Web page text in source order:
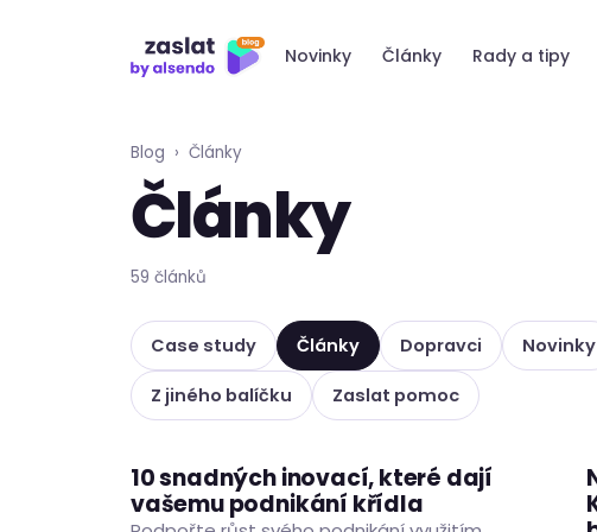
Novinky Články Rady a tipy
Blog › Články
Články
59 článků
Case study Články Dopravci Novinky
Z jiného balíčku Zaslat pomoc
ČLÁNKY PODNIKÁNÍ
10 snadných inovací, které dají
vašemu podnikání křídla